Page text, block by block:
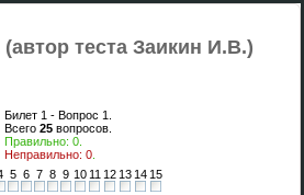
теста Заикин И.В.)
Билет 1 - Вопрос 1
Всего 25 вопросов.
Правильно: 0
Неправильно: 0
5 6 7 8 9 10 11 12 13 14 15